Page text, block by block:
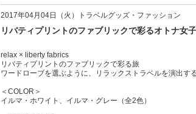
2017年04月04日（火）トラベルグッズ・ファッション
リバティプリントのファブリックで彩るオトナ女
relax × liberty fabrics
リバティプリントのファブリックで彩る旅
ワードローブを選ぶように、リラックストラベルを演出す
＜COLOR＞
イルマ・ホワイト、イルマ・グレー（全2色）